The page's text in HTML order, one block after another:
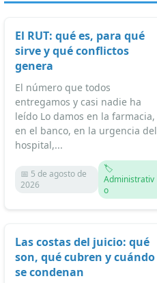
El RUT: qué es, para qué
sirve y qué conflictos
genera
El número que todos
entregamos y casi nadie ha
leído Lo damos en la farmacia,
en el banco, en la urgencia del
hospital,...
📅 5 de agosto de
2026
🏷️
Administrativ
o
Las costas del juicio: qué
son, qué cubren y cuándo
se condenan